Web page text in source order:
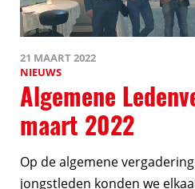
21 MAART 2022
NIEUWS
Algemene
maart 2022
Op de algemene
jongstleden konden we